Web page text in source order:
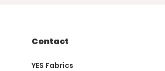
Contact
YES Fabrics